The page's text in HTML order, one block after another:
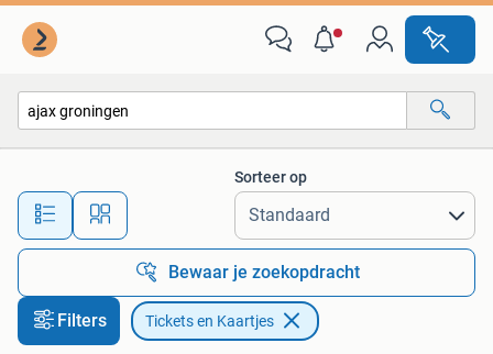
Alle afstanden…
Sorteer op
Bewaar je zoekopdracht
Filters Tickets en Kaartjes